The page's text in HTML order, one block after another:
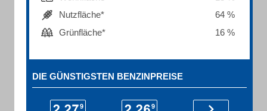
Nutzfläche*
64 %
Grünfläche*
16 %
DIE GÜNSTIGSTEN BENZINPREISE